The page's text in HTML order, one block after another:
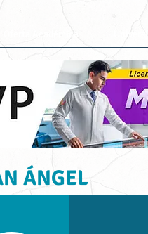
ÁNGEL